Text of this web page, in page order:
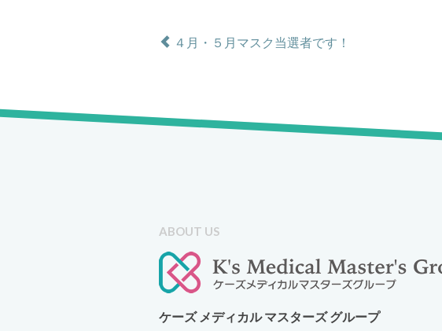
４月・５月マスク当選者です！
ABOUT US
ケーズ メディカル マスターズ グループ